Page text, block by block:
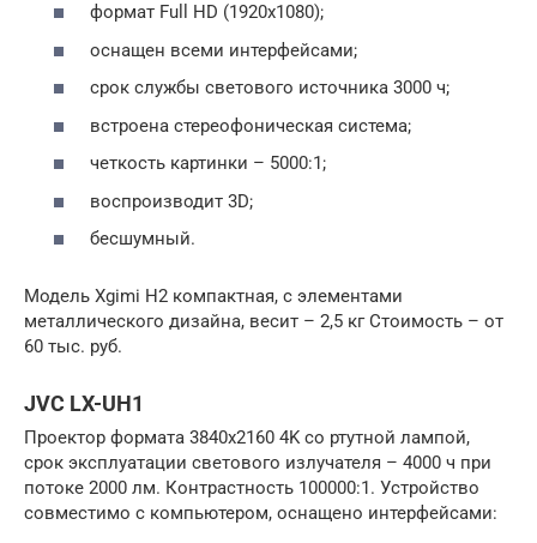
формат Full HD (1920х1080);
оснащен всеми интерфейсами;
срок службы светового источника 3000 ч;
встроена стереофоническая система;
четкость картинки – 5000:1;
воспроизводит 3D;
бесшумный.
Модель Xgimi H2 компактная, с элементами
металлического дизайна, весит – 2,5 кг Стоимость – от
60 тыс. руб.
JVC LX-UH1
Проектор формата 3840х2160 4K со ртутной лампой,
срок эксплуатации светового излучателя – 4000 ч при
потоке 2000 лм. Контрастность 100000:1. Устройство
совместимо с компьютером, оснащено интерфейсами: